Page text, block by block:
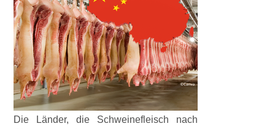
Die Länder, die Schweinefleisch nach